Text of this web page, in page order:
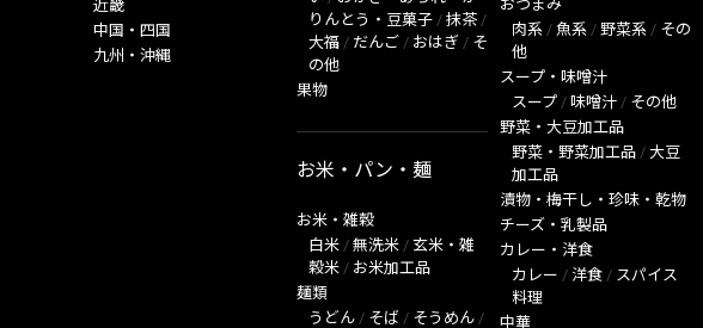
近畿
中国・四国
九州・沖縄
りんとう・豆菓子 / 抹茶 /
大福 / だんご / おはぎ / そ
の他
果物
お米・パン・麺
お米・雑穀
白米 / 無洗米 / 玄米・雑
穀米 / お米加工品
麺類
うどん / そば / そうめん /
おつまみ
肉系 / 魚系 / 野菜系 / その
他
スープ・味噌汁
スープ / 味噌汁 / その他
野菜・大豆加工品
野菜・野菜加工品 / 大豆
加工品
漬物・梅干し・珍味・乾物
チーズ・乳製品
カレー・洋食
カレー / 洋食 / スパイス
料理
中華